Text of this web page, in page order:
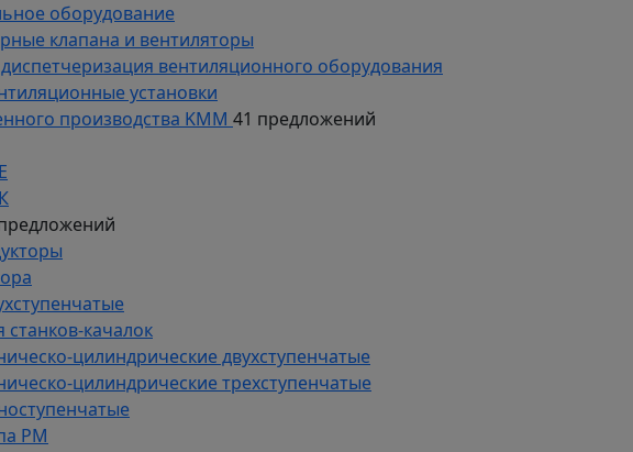
оборудование
клапана и вентиляторы
вентиляционного оборудования
установки
производства KMM 41 предложений
станков-качалок
цилиндрические двухступенчатые
цилиндрические трехступенчатые
РМ